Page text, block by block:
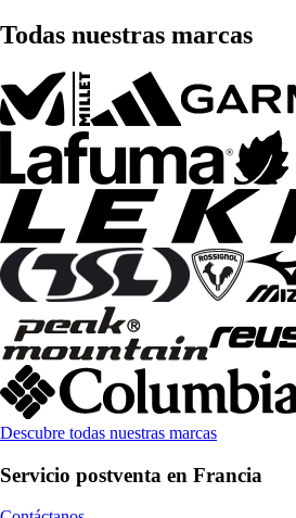
Todas nuestras marcas
Descubre todas nuestras marcas
Servicio postventa en Francia